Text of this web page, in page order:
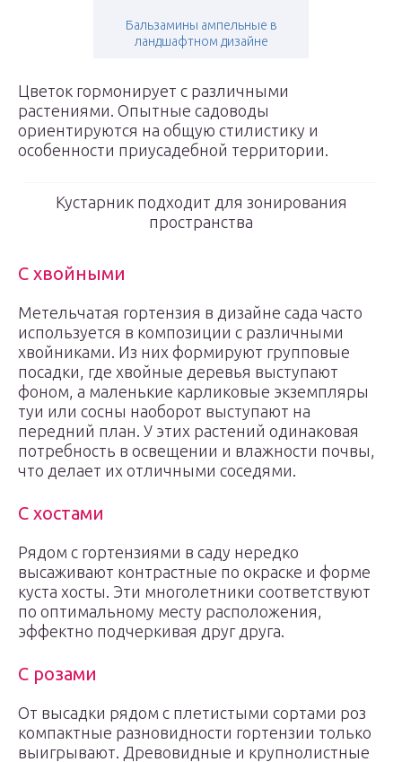
Бальзамины ампельные в
ландшафтном дизайне
Цветок гормонирует с различными
растениями. Опытные садоводы
ориентируются на общую стилистику и
особенности приусадебной территории.
Кустарник подходит для зонирования
пространства
С хвойными
Метельчатая гортензия в дизайне сада часто
используется в композиции с различными
хвойниками. Из них формируют групповые
посадки, где хвойные деревья выступают
фоном, а маленькие карликовые экземпляры
туи или сосны наоборот выступают на
передний план. У этих растений одинаковая
потребность в освещении и влажности почвы,
что делает их отличными соседями.
С хостами
Рядом с гортензиями в саду нередко
высаживают контрастные по окраске и форме
куста хосты. Эти многолетники соответствуют
по оптимальному месту расположения,
эффектно подчеркивая друг друга.
С розами
От высадки рядом с плетистыми сортами роз
компактные разновидности гортензии только
выигрывают. Древовидные и крупнолистные